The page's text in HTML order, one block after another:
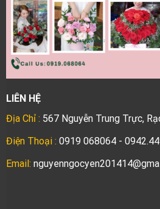
LIÊN HỆ
Địa Chỉ : 567 Nguyễn Trung Trực,
Điện Thoại : 0919 068064 -
Email: